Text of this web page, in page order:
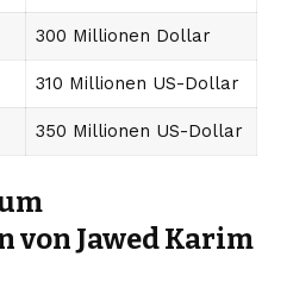
300 Millionen Dollar
310 Millionen US-Dollar
350 Millionen US-Dollar
von Jawed Karim